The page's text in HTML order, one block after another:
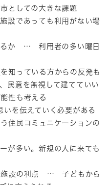
しての大きな課題
設であっても利用がない場
るか … 利用者の多い曜日
知っている方からの反発も
民意を無視して建てていい
性も考える
を伝えていく必要がある
住民コミュニケーションの
が多い。新規の人に来ても
施設の利点 … 子どもから